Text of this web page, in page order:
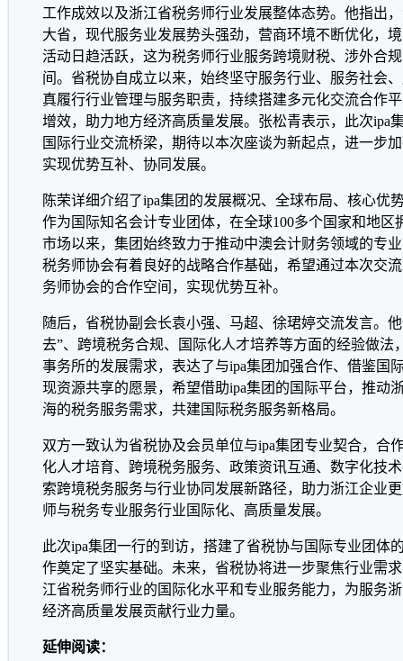
工作成效以及浙江省税务师行业发展整体态势。他指出
大省，现代服务业发展势头强劲，营商环境不断优化，
活动日趋活跃，这为税务师行业服务跨境财税、涉外合
间。省税协自成立以来，始终坚守服务行业、服务社会
真履行行业管理与服务职责，持续搭建多元化交流合作
增效，助力地方经济高质量发展。张松青表示，此次ipa
国际行业交流桥梁，期待以本次座谈为新起点，进一步
实现优势互补、协同发展。
陈荣详细介绍了ipa集团的发展概况、全球布局、核心优
作为国际知名会计专业团体，在全球100多个国家和地区
市场以来，集团始终致力于推动中澳会计财务领域的专
税务师协会有着良好的战略合作基础，希望通过本次交
务师协会的合作空间，实现优势互补。
随后，省税协副会长袁小强、马超、徐珺婷交流发言。
去”、跨境税务合规、国际化人才培养等方面的经验做法
事务所的发展需求，表达了与ipa集团加强合作、借鉴国
现资源共享的愿景，希望借助ipa集团的国际平台，推动
海的税务服务需求，共建国际税务服务新格局。
双方一致认为省税协及会员单位与ipa集团专业契合，合
化人才培育、跨境税务服务、政策资讯互通、数字化技
索跨境税务服务与行业协同发展新路径，助力浙江企业
师与税务专业服务行业国际化、高质量发展。
此次ipa集团一行的到访，搭建了省税协与国际专业团体
作奠定了坚实基础。未来，省税协将进一步聚焦行业需
江省税务师行业的国际化水平和专业服务能力，为服务
经济高质量发展贡献行业力量。
延伸阅读：